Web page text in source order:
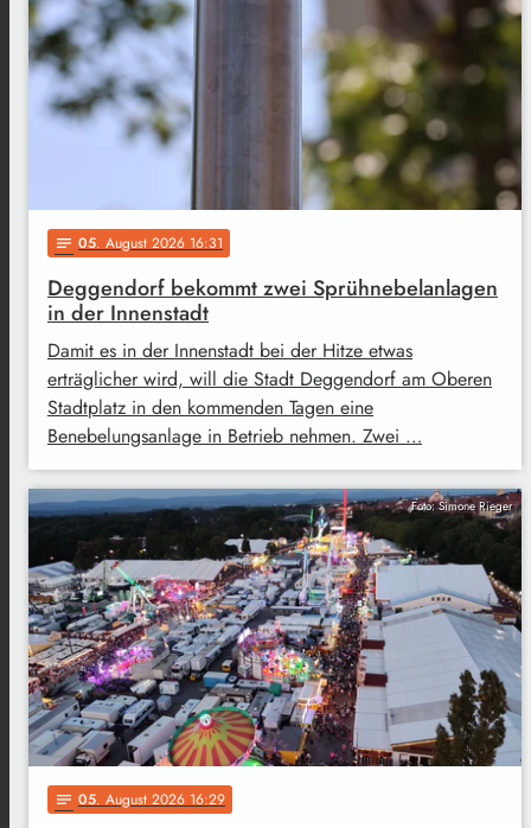
notes 05. August 2026 16:31
Deggendorf bekommt zwei Sprühnebelanlagen
in der Innenstadt
Damit es in der Innenstadt bei der Hitze etwas
erträglicher wird, will die Stadt Deggendorf am Oberen
Stadtplatz in den kommenden Tagen eine
Benebelungsanlage in Betrieb nehmen. Zwei …
Foto: Simone Rieger
notes 05. August 2026 16:29